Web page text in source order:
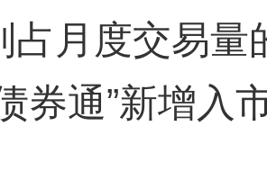
占月度交易量
券通”新增入